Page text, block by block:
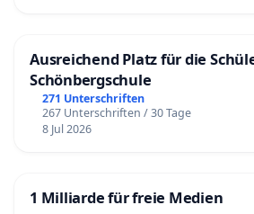
Ausreichend Platz für die
Schönbergschule
271 Unterschriften
267 Unterschriften / 30 Tage
8 Jul 2026
1 Milliarde für freie Medien